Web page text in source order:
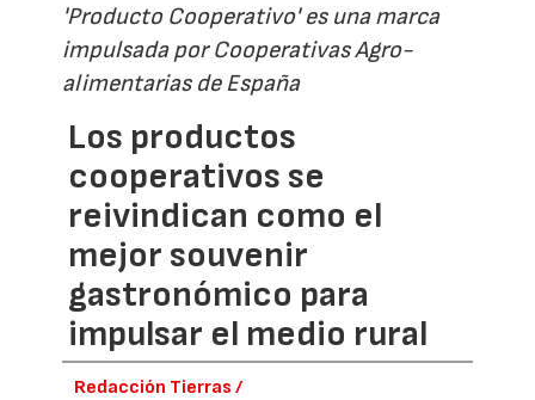
'Producto Cooperativo' es una marca
impulsada por Cooperativas Agro-
alimentarias de España
Los productos
cooperativos se
reivindican como el
mejor souvenir
gastronómico para
impulsar el medio rural
Redacción Tierras /